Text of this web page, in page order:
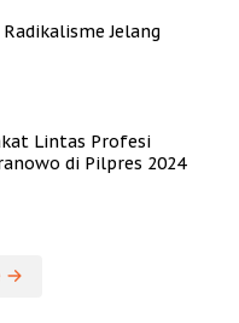
Jelang
Lintas Profesi
di Pilpres 2024